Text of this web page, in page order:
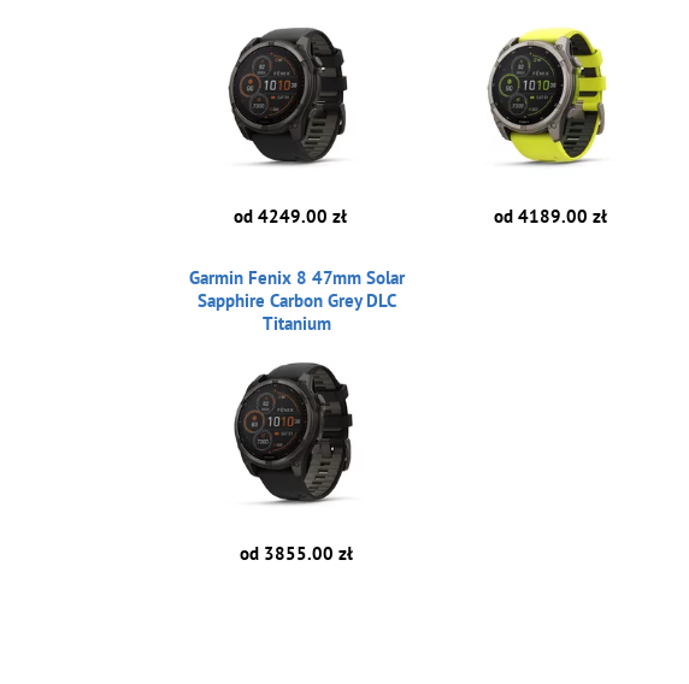
od 4249.00 zł od 4189.00 zł
Garmin Fenix 8 47mm Solar
Sapphire Carbon Grey DLC
Titanium
od 3855.00 zł